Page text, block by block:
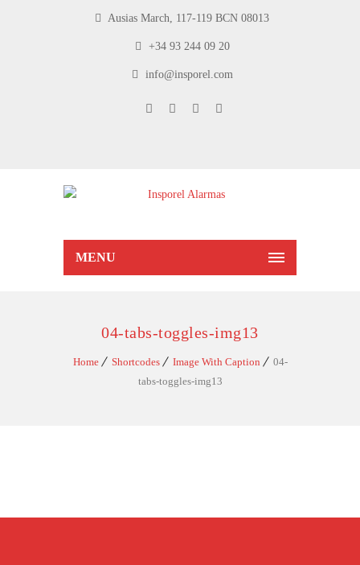
Ausias March, 117-119 BCN 08013
+34 93 244 09 20
info@insporel.com
MENU
04-tabs-toggles-img13
Home Shortcodes Image With Caption
04-
tabs-toggles-img13